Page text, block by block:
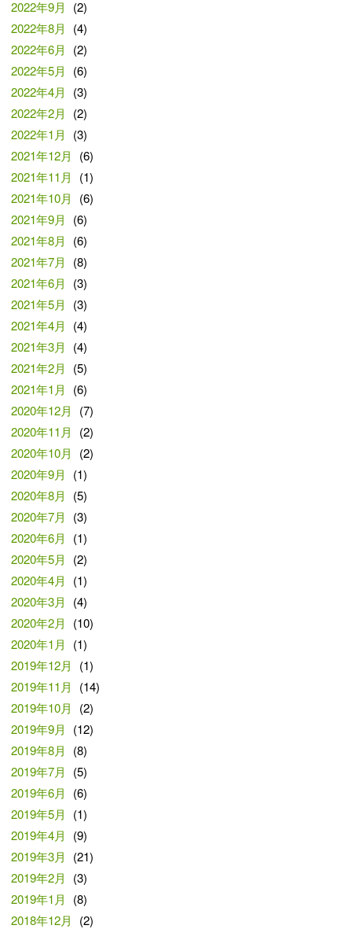
2022年9月
(2)
2022年8月
(4)
2022年6月
(2)
2022年5月
(6)
2022年4月
(3)
2022年2月
(2)
2022年1月
(3)
2021年12月
(6)
2021年11月
(1)
2021年10月
(6)
2021年9月
(6)
2021年8月
(6)
2021年7月
(8)
2021年6月
(3)
2021年5月
(3)
2021年4月
(4)
2021年3月
(4)
2021年2月
(5)
2021年1月
(6)
2020年12月
(7)
2020年11月
(2)
2020年10月
(2)
2020年9月
(1)
2020年8月
(5)
2020年7月
(3)
2020年6月
(1)
2020年5月
(2)
2020年4月
(1)
2020年3月
(4)
2020年2月
(10)
2020年1月
(1)
2019年12月
(1)
2019年11月
(14)
2019年10月
(2)
2019年9月
(12)
2019年8月
(8)
2019年7月
(5)
2019年6月
(6)
2019年5月
(1)
2019年4月
(9)
2019年3月
(21)
2019年2月
(3)
2019年1月
(8)
2018年12月
(2)